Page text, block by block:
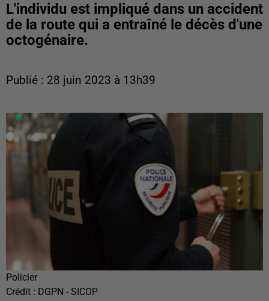
L'individu est impliqué dans un accident
de la route qui a entraîné le décès d'une
octogénaire.
Publié : 28 juin 2023 à 13h39
Policier
Crédit : DGPN - SICOP